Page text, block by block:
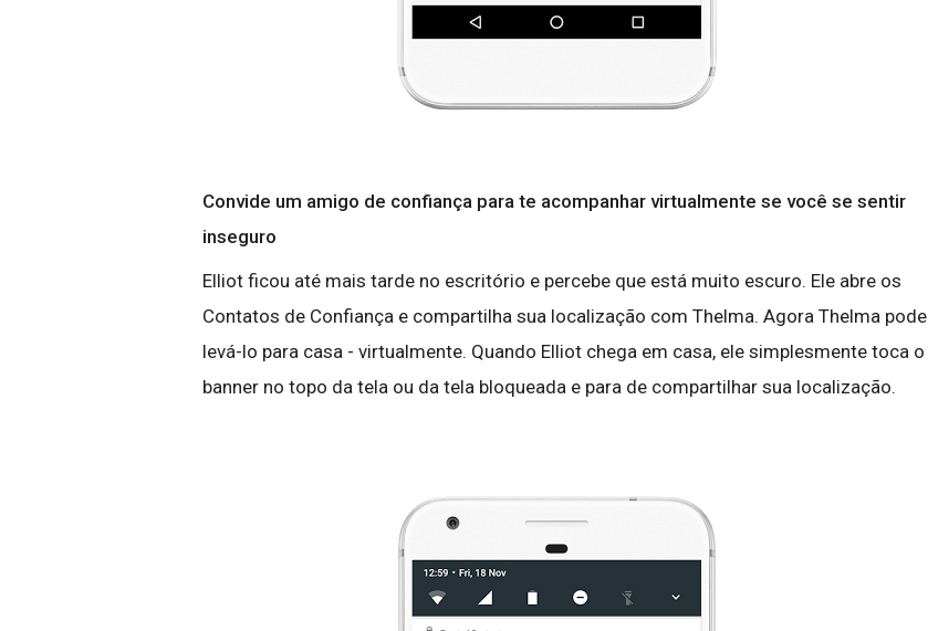
Convide um amigo de confiança para te acompanhar virtualmente se você se sentir
inseguro
Elliot ficou até mais tarde no escritório e percebe que está muito escuro. Ele abre os
Contatos de Confiança e compartilha sua localização com Thelma. Agora Thelma pode
levá-lo para casa - virtualmente. Quando Elliot chega em casa, ele simplesmente toca o
banner no topo da tela ou da tela bloqueada e para de compartilhar sua localização.